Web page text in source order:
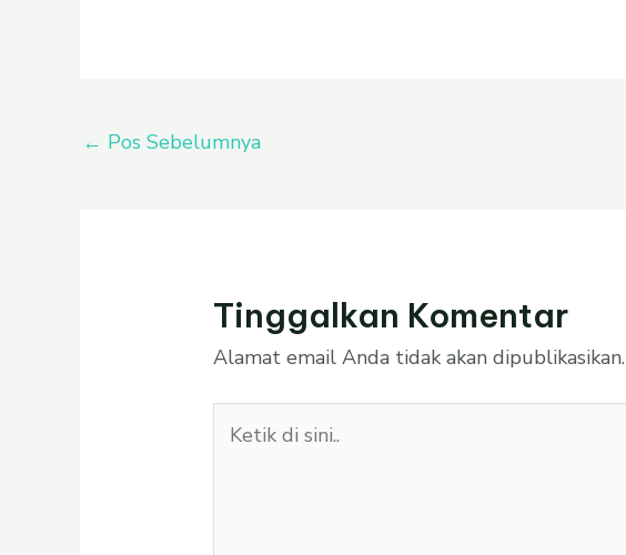
← Pos Sebelumnya
Tinggalkan Komentar
Alamat email Anda tidak akan dipublikasikan.